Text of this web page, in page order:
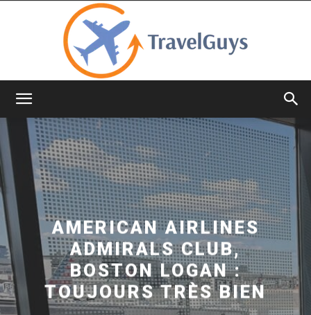
AMERICAN AIRLINES
ADMIRALS CLUB,
BOSTON LOGAN :
TOUJOURS TRÈS BIEN